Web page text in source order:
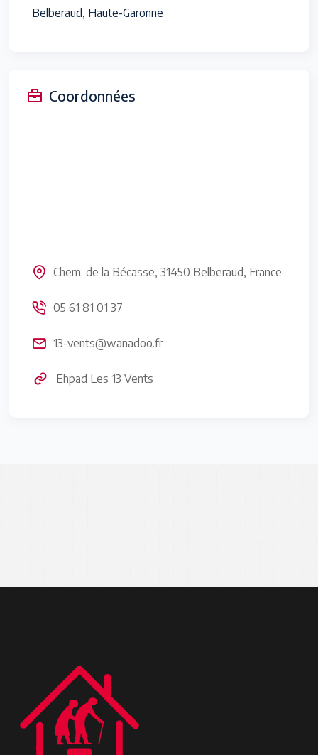
Belberaud, Haute-Garonne
Coordonnées
Chem. de la Bécasse, 31450 Belberaud, France
05 61 81 01 37
13-vents@wanadoo.fr
Ehpad Les 13 Vents